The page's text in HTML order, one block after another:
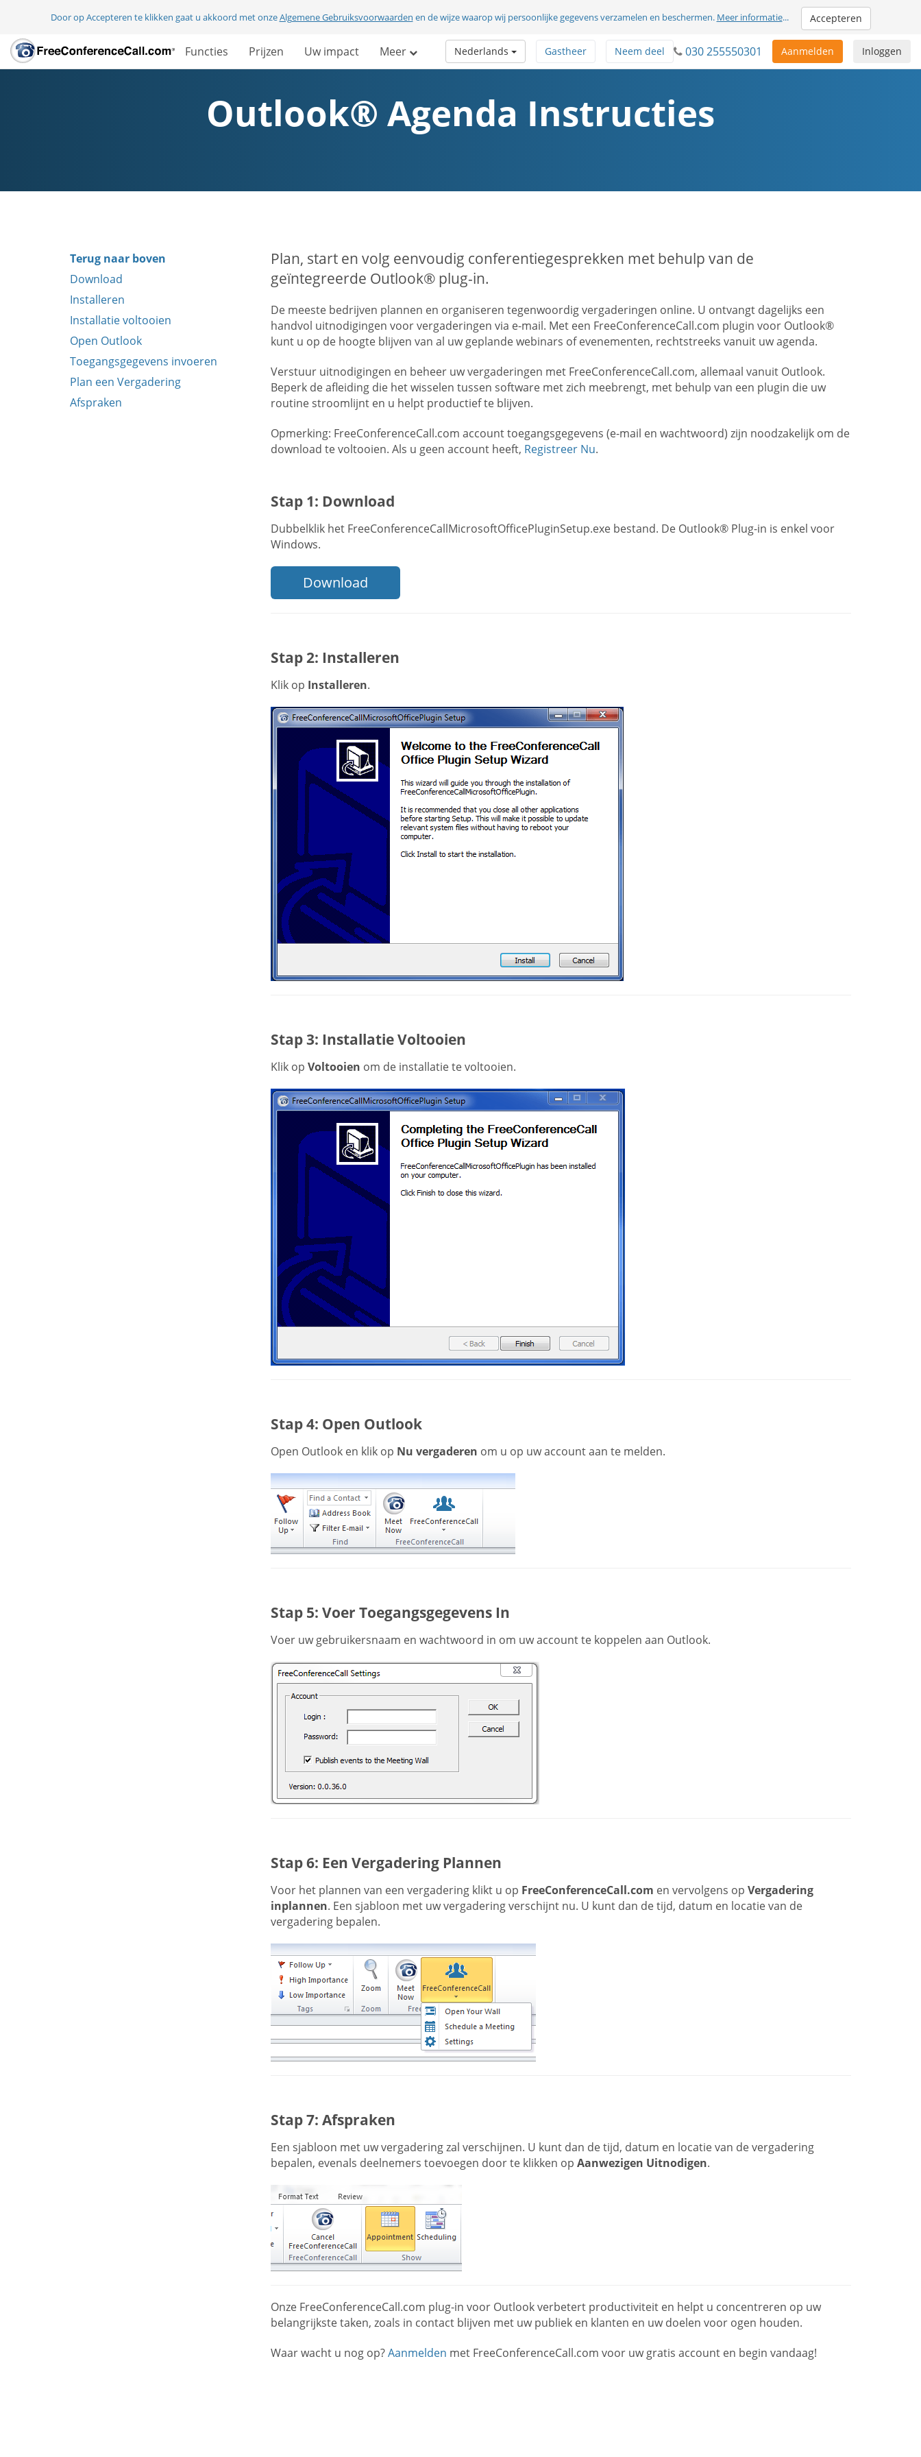
Door op Accepteren te klikken gaat u akkoord met onzeAlgemene Gebruiksvoorwaarden en de wijze waarop wij persoonlijke gegevens verzamelen en beschermen. Meer informatie... Accepteren
Functies Prijzen Uw impact Meer Inloggen
Aanmelden
030 255550301
Neem deel
Gastheer
Nederlands
Outlook® Agenda Instructies
Terug naar boven
Download
Installeren
Installatie voltooien
Open Outlook
Toegangsgegevens invoeren
Plan een Vergadering
Afspraken
Plan, start en volg eenvoudig conferentiegesprekken met behulp van de
geïntegreerde Outlook® plug-in.
De meeste bedrijven plannen en organiseren tegenwoordig vergaderingen online. U ontvangt dagelijks een
handvol uitnodigingen voor vergaderingen via e-mail. Met een FreeConferenceCall.com plugin voor Outlook®
kunt u op de hoogte blijven van al uw geplande webinars of evenementen, rechtstreeks vanuit uw agenda.
Verstuur uitnodigingen en beheer uw vergaderingen met FreeConferenceCall.com, allemaal vanuit Outlook.
Beperk de afleiding die het wisselen tussen software met zich meebrengt, met behulp van een plugin die uw
routine stroomlijnt en u helpt productief te blijven.
Opmerking: FreeConferenceCall.com account toegangsgegevens (e-mail en wachtwoord) zijn noodzakelijk om de
download te voltooien. Als u geen account heeft, Registreer Nu.
Stap 1: Download
Dubbelklik het FreeConferenceCallMicrosoftOfficePluginSetup.exe bestand. De Outlook® Plug-in is enkel voor
Windows.
Download
Stap 2: Installeren
Klik op Installeren.
Stap 3: Installatie Voltooien
Klik op Voltooien om de installatie te voltooien.
Stap 4: Open Outlook
Open Outlook en klik op Nu vergaderen om u op uw account aan te melden.
Stap 5: Voer Toegangsgegevens In
Voer uw gebruikersnaam en wachtwoord in om uw account te koppelen aan Outlook.
Stap 6: Een Vergadering Plannen
Voor het plannen van een vergadering klikt u op FreeConferenceCall.com en vervolgens op Vergadering
inplannen. Een sjabloon met uw vergadering verschijnt nu. U kunt dan de tijd, datum en locatie van de
vergadering bepalen.
Stap 7: Afspraken
Een sjabloon met uw vergadering zal verschijnen. U kunt dan de tijd, datum en locatie van de vergadering
bepalen, evenals deelnemers toevoegen door te klikken op Aanwezigen Uitnodigen.
Onze FreeConferenceCall.com plug-in voor Outlook verbetert productiviteit en helpt u concentreren op uw
belangrijkste taken, zoals in contact blijven met uw publiek en klanten en uw doelen voor ogen houden.
Waar wacht u nog op?Aanmelden met FreeConferenceCall.com voor uw gratis account en begin vandaag!